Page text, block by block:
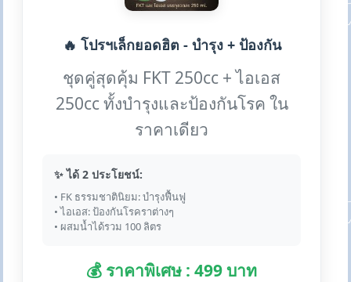
🔥 โปรฯเล็กยอดฮิต - บำรุง + ป้องกัน
ชุดคู่สุดคุ้ม FKT 250cc + ไอเอส
250cc ทั้งบำรุงและป้องกันโรค ใน
ราคาเดียว
✨ ได้ 2 ประโยชน์:
• FK ธรรมชาตินิยม: บำรุงฟื้นฟู
• ไอเอส: ป้องกันโรคราต่างๆ
• ผสมน้ำได้รวม 100 ลิตร
💰 ราคาพิเศษ : 499 บาท